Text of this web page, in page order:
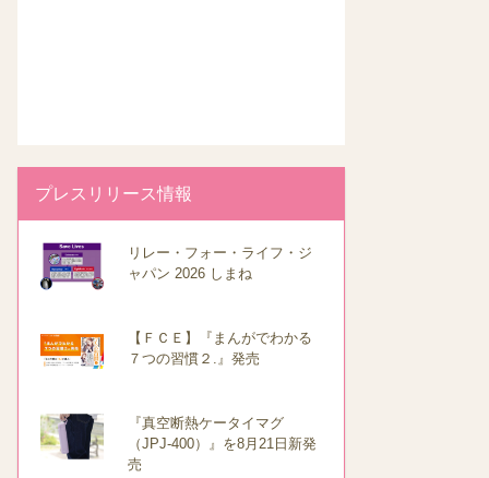
プレスリリース情報
リレー・フォー・ライフ・ジ
ャパン 2026 しまね
【ＦＣＥ】『まんがでわかる
７つの習慣２.』発売
『真空断熱ケータイマグ
（JPJ-400）』を8月21日新発
売